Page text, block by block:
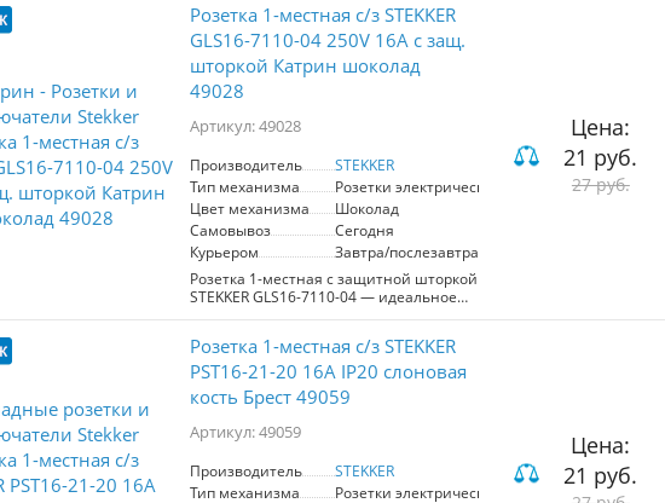
поликарбоната и латунных
компонентов, она обеспечивает
надежность и долговечность.
Шоколадный цвет придаёт устройству
стильный и современный вид,
дизайнерские решения. Размеры
удобно установить даже в
ограниченном пространстве. С
номинальным напряжением 250В и
током 10А, она подходит для
большинства бытовых приборов.
Рабочий диапазон температур от 0 до
+35°C и степень защиты IP20
гарантируют безопасное
использование в помещении. Защита
прикосновения, что особенно
актуально в домах с детьми. Надежный
выбор для вашего дома от
производителя STEKKER!
Розетка 1-местная с/з STEKKER
GLS16-7110-04 250V 16А с защ.
шторкой Катрин шоколад
49028
Артикул: 49028
Производитель
STEKKER
Тип механизма
Розетки электрические
Цвет механизма
Шоколад
Самовывоз
Сегодня
Курьером
Завтра/послезавтра
Розетка 1-местная с защитной шторкой
STEKKER GLS16-7110-04 — идеальное
решение для вашего дома или офиса.
оснащен одним гнездом и
заземлением, что обеспечивает
безопасность при эксплуатации.
Изготовленная из качественных
материалов — поликарбоната и латуни
— она гарантирует долговечность и
компактные размеры (55x55x35 мм)
позволят легко вписать розетку в
Цена:
21 руб.
27 руб.
Розетка 1-местная с/з STEKKER
PST16-21-20 16А IP20 слоновая
кость Брест 49059
Артикул: 49059
Производитель
STEKKER
Тип механизма
Розетки электрические
Цена:
21 руб.